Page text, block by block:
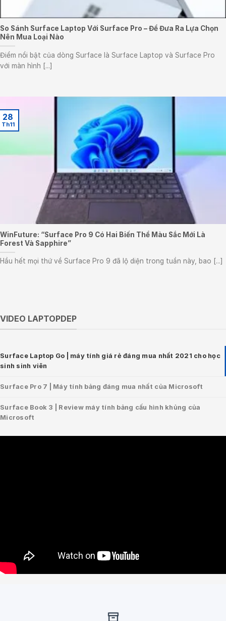
So Sánh Surface Laptop Với Surface Pro – Để Đưa Ra Lựa Chọn
Nên Mua Loại Nào
Điểm nổi bật của dòng Surface là Surface Laptop và Surface Pro
với màn hình [...]
WinFuture: “Surface Pro 9 Có Hai Biến Thể Màu Sắc Mới Là
Forest Và Sapphire”
Hầu hết mọi thứ về Surface Pro 9 đã lộ diện trong tuần này, bao [...]
28
Th11
VIDEO LAPTOPDEP
Surface Laptop Go | máy tính giá rẻ đáng mua nhất 2021 cho học
sinh sinh viên
Surface Pro 7 | Máy tính bảng đáng mua nhất của Microsoft
Surface Book 3 | Review máy tính bảng cấu hình khủng của
Microsoft